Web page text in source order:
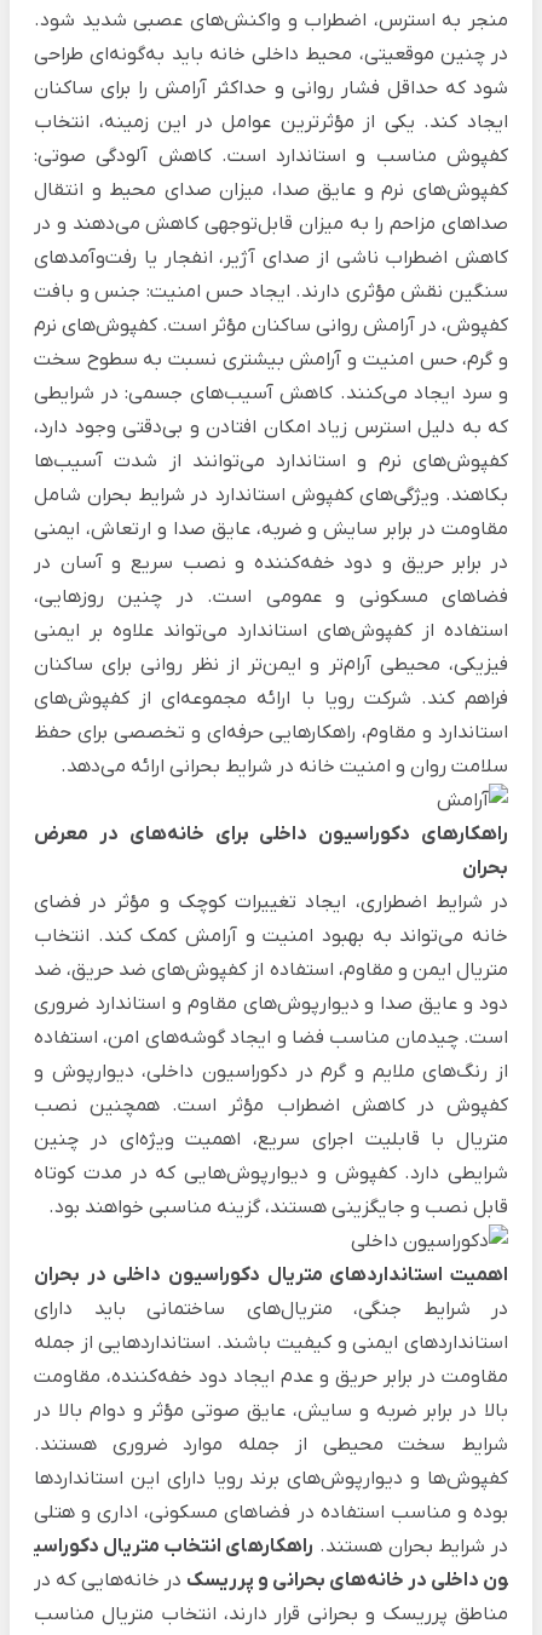
منجر به استرس، اضطراب و واکنش‌های عصبی شدید شود.
در چنین موقعیتی، محیط داخلی خانه باید به‌گونه‌ای طراحی
شود که حداقل فشار روانی و حداکثر آرامش را برای ساکنان
ایجاد کند. یکی از مؤثرترین عوامل در این زمینه، انتخاب
کفپوش مناسب و استاندارد است. کاهش آلودگی صوتی:
کفپوش‌های نرم و عایق صدا، میزان صدای محیط و انتقال
صداهای مزاحم را به میزان قابل‌توجهی کاهش می‌دهند و در
کاهش اضطراب ناشی از صدای آژیر، انفجار یا رفت‌وآمدهای
سنگین نقش مؤثری دارند. ایجاد حس امنیت: جنس و بافت
کفپوش، در آرامش روانی ساکنان مؤثر است. کفپوش‌های نرم
و گرم، حس امنیت و آرامش بیشتری نسبت به سطوح سخت
و سرد ایجاد می‌کنند. کاهش آسیب‌های جسمی: در شرایطی
که به دلیل استرس زیاد امکان افتادن و بی‌دقتی وجود دارد،
کفپوش‌های نرم و استاندارد می‌توانند از شدت آسیب‌ها
بکاهند. ویژگی‌های کفپوش استاندارد در شرایط بحران شامل
مقاومت در برابر سایش و ضربه، عایق صدا و ارتعاش، ایمنی
در برابر حریق و دود خفه‌کننده و نصب سریع و آسان در
فضاهای مسکونی و عمومی است. در چنین روزهایی،
استفاده از کفپوش‌های استاندارد می‌تواند علاوه بر ایمنی
فیزیکی، محیطی آرام‌تر و ایمن‌تر از نظر روانی برای ساکنان
فراهم کند. شرکت رویا با ارائه مجموعه‌ای از کفپوش‌های
استاندارد و مقاوم، راهکارهایی حرفه‌ای و تخصصی برای حفظ
سلامت روان و امنیت خانه در شرایط بحرانی ارائه می‌دهد.
راهکارهای دکوراسیون داخلی برای خانه‌های در معرض
بحران
در شرایط اضطراری، ایجاد تغییرات کوچک و مؤثر در فضای
خانه می‌تواند به بهبود امنیت و آرامش کمک کند. انتخاب
متریال ایمن و مقاوم، استفاده از کفپوش‌های ضد حریق، ضد
دود و عایق صدا و دیوارپوش‌های مقاوم و استاندارد ضروری
است. چیدمان مناسب فضا و ایجاد گوشه‌های امن، استفاده
از رنگ‌های ملایم و گرم در دکوراسیون داخلی، دیوارپوش و
کفپوش در کاهش اضطراب مؤثر است. همچنین نصب
متریال با قابلیت اجرای سریع، اهمیت ویژه‌ای در چنین
شرایطی دارد. کفپوش و دیوارپوش‌هایی که در مدت کوتاه
قابل نصب و جایگزینی هستند، گزینه مناسبی خواهند بود.
اهمیت استانداردهای متریال دکوراسیون داخلی در بحران
در شرایط جنگی، متریال‌های ساختمانی باید دارای
استانداردهای ایمنی و کیفیت باشند. استانداردهایی از جمله
مقاومت در برابر حریق و عدم ایجاد دود خفه‌کننده، مقاومت
بالا در برابر ضربه و سایش، عایق صوتی مؤثر و دوام بالا در
شرایط سخت محیطی از جمله موارد ضروری هستند.
کفپوش‌ها و دیوارپوش‌های برند رویا دارای این استانداردها
بوده و مناسب استفاده در فضاهای مسکونی، اداری و هتلی
در شرایط بحران هستند. راهکارهای انتخاب متریال دکوراسی
ون داخلی در خانه‌های بحرانی و پرریسک در خانه‌هایی که در
مناطق پرریسک و بحرانی قرار دارند، انتخاب متریال مناسب